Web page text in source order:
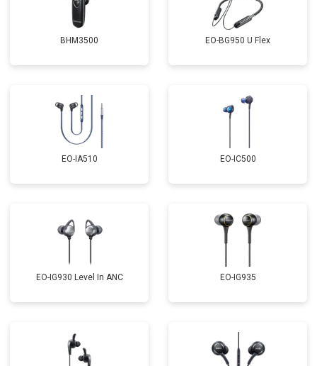
BHM3500 EO-BG950 U Flex
EO-IA510 EO-IC500
EO-IG930 Level In ANC EO-IG935